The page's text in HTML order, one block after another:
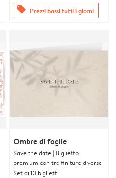
offers Prezzi bassi tutti i giorni
Ombre di foglie
Save the date | Biglietto
premium con tre finiture diverse
Set di 10 biglietti